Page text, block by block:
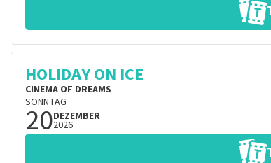
HOLIDAY ON ICE
CINEMA OF DREAMS
SONNTAG
20DEZEMBER
2026